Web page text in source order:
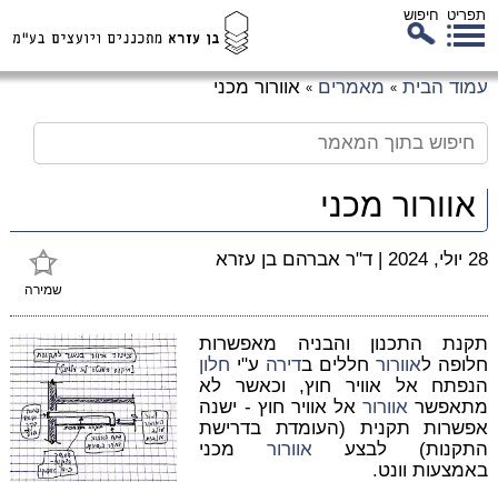
תפריט חיפוש
עמוד הבית » מאמרים » אוורור מכני
אוורור מכני
שמירה
28 יולי, 2024 | ד"ר אברהם בן עזרא
תקנת התכנון והבניה מאפשרות
חלופה לאוורורחללים בדירה ע"י חלון
הנפתח אל אוויר חוץ, וכאשר לא
מתאפשר אוורור אל אוויר חוץ - ישנה
אפשרות תקנית (העומדת בדרישת
התקנות) לבצע אוורורמכני
באמצעות וונט.